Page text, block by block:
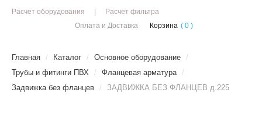
Расчет оборудования
Расчет фильтра
Оплата и Доставка
Корзина ( 0 )
Главная / Каталог / Основное оборудование /
Трубы и фитинги ПВХ / Фланцевая арматура /
Задвижка без фланцев / ЗАДВИЖКА БЕЗ ФЛАНЦЕВ д.225